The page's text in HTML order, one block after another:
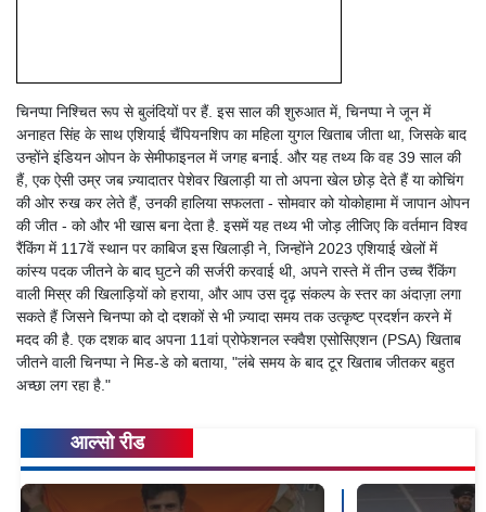
चिनप्पा निश्चित रूप से बुलंदियों पर हैं. इस साल की शुरुआत में, चिनप्पा ने जून में
अनाहत सिंह के साथ एशियाई चैंपियनशिप का महिला युगल खिताब जीता था, जिसके बाद
उन्होंने इंडियन ओपन के सेमीफाइनल में जगह बनाई. और यह तथ्य कि वह 39 साल की
हैं, एक ऐसी उम्र जब ज़्यादातर पेशेवर खिलाड़ी या तो अपना खेल छोड़ देते हैं या कोचिंग
की ओर रुख कर लेते हैं, उनकी हालिया सफलता - सोमवार को योकोहामा में जापान ओपन
की जीत - को और भी खास बना देता है. इसमें यह तथ्य भी जोड़ लीजिए कि वर्तमान विश्व
रैंकिंग में 117वें स्थान पर काबिज इस खिलाड़ी ने, जिन्होंने 2023 एशियाई खेलों में
कांस्य पदक जीतने के बाद घुटने की सर्जरी करवाई थी, अपने रास्ते में तीन उच्च रैंकिंग
वाली मिस्र की खिलाड़ियों को हराया, और आप उस दृढ़ संकल्प के स्तर का अंदाज़ा लगा
सकते हैं जिसने चिनप्पा को दो दशकों से भी ज़्यादा समय तक उत्कृष्ट प्रदर्शन करने में
मदद की है. एक दशक बाद अपना 11वां प्रोफेशनल स्क्वैश एसोसिएशन (PSA) खिताब
जीतने वाली चिनप्पा ने मिड-डे को बताया, "लंबे समय के बाद टूर खिताब जीतकर बहुत
अच्छा लग रहा है."
आल्सो रीड